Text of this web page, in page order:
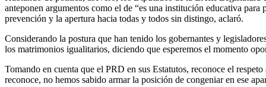
anteponen argumentos como el de “es una institución educativa
prevención y la apertura hacia todas y todos sin distingo, aclaró.
Considerando la postura que han tenido los gobernantes y
los matrimonios igualitarios, diciendo que esperemos el momento
Tomando en cuenta que el PRD en sus Estatutos, reconoce el
reconoce, no hemos sabido armar la posición de congeniar en ese